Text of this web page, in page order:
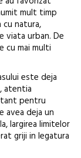
mult timp
natura,
viata urban. De
cu mai multi
este deja
atentia
pentru
avea deja un
largirea limitelor
griji in legatura